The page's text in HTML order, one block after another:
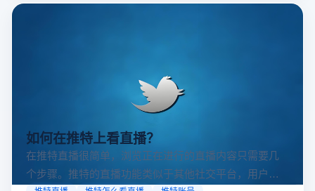
访问方案，助你稳定登录高效运营。
推特账号 推特网页版